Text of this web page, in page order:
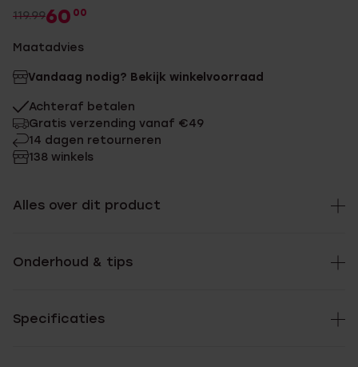
119.9960 00
Maatadvies
Vandaag nodig? Bekijk winkelvoorraad
Achteraf betalen
Gratis verzending vanaf €49
14 dagen retourneren
138 winkels
Alles over dit product
Onderhoud & tips
Specificaties